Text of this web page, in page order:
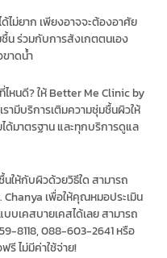
ไม่ยาก เพียงอาจจะต้องอาศัย
น ร่วมกับการสังเกตตนเอง
าดน้ำ
ไหนดี? ให้ Better Me Clinic by
รามีบริการเติมความชุ่มชื้นผิวให้
ด้มาตรฐาน และทุกบริการดูแล
นให้กับผิวด้วยวิธีใด สามารถ
เพื่อให้คุณหมอประเมิน
บเคสบายเคสได้เลย สามารถ
8118, 088-603-2641 หรือ
ไม่มีค่าใช้จ่าย!